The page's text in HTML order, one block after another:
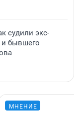
судили экс-
и бывшего
МНЕНИЕ